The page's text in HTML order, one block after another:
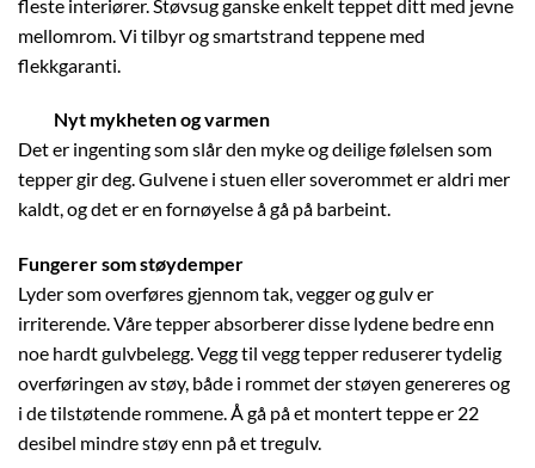
fleste interiører. Støvsug ganske enkelt teppet ditt med jevne
mellomrom. Vi tilbyr og smartstrand teppene med
flekkgaranti.
Nyt mykheten og varmen
Det er ingenting som slår den myke og deilige følelsen som
tepper gir deg. Gulvene i stuen eller soverommet er aldri mer
kaldt, og det er en fornøyelse å gå på barbeint.
Fungerer som støydemper
Lyder som overføres gjennom tak, vegger og gulv er
irriterende. Våre tepper absorberer disse lydene bedre enn
noe hardt gulvbelegg. Vegg til vegg tepper reduserer tydelig
overføringen av støy, både i rommet der støyen genereres og
i de tilstøtende rommene. Å gå på et montert teppe er 22
desibel mindre støy enn på et tregulv.